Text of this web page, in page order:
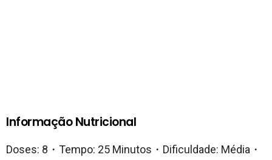
Informação Nutricional
Doses: 8・Tempo: 25 Minutos・Dificuldade: Média・